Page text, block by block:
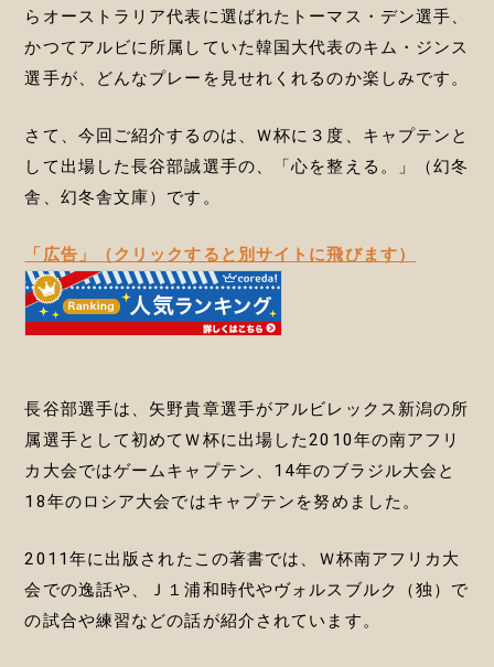
らオーストラリア代表に選ばれたトーマス・デン選手、
かつてアルビに所属していた韓国大代表のキム・ジンス
選手が、どんなプレーを見せれくれるのか楽しみです。
さて、今回ご紹介するのは、Ｗ杯に３度、キャプテンと
して出場した長谷部誠選手の、「心を整える。」（幻冬
舎、幻冬舎文庫）です。
「広告」（クリックすると別サイトに飛びます）
長谷部選手は、矢野貴章選手がアルビレックス新潟の所
属選手として初めてＷ杯に出場した2010年の南アフリ
カ大会ではゲームキャプテン、14年のブラジル大会と
18年のロシア大会ではキャプテンを努めました。
2011年に出版されたこの著書では、Ｗ杯南アフリカ大
会での逸話や、Ｊ１浦和時代やヴォルスブルク（独）で
の試合や練習などの話が紹介されています。